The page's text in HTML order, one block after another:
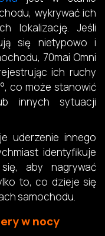
wykrywać ich
lokalizację. Jeśli
się nietypowo i
70mai Omni
ich ruchy
co może stanowić
innych sytuacji
uderzenie innego
identyfikuje
aby nagrywać
to, co dzieje się
samochodu.
w nocy